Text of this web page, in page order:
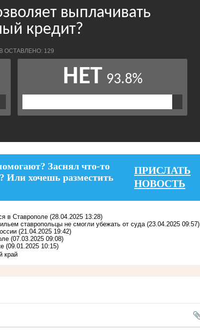
Заснял что-то
Или хочешь разместить
ПРИСЛАТЬ
НОВОСТЬ
в Ставрополе (28.04.2025 13:28)
ставропольцы не смогли убежать от суда (23.04.2025 09:57)
(21.04.2025 19:42)
(07.03.2025 09:08)
(09.01.2025 10:15)
край